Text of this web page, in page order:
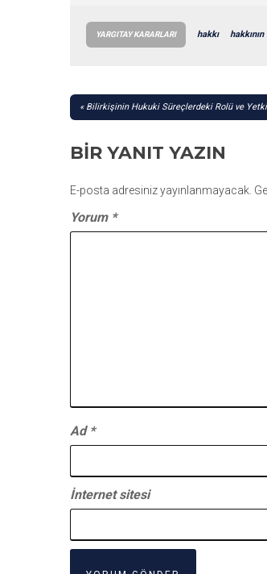
YARGITAY KARARLARI hakkı hakkının
YAZI
Bilirkişinin Hukuki Süreçlerdeki Rolü ve
BIR YANIT YAZIN
E-posta adresiniz yayınlanmayacak.
Yorum *
Ad *
İnternet sitesi